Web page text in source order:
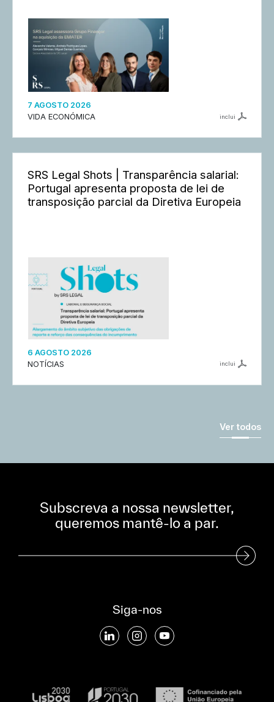
7 AGOSTO 2026
VIDA ECONÓMICA
inclui
SRS Legal Shots | Transparência salarial:
Portugal apresenta proposta de lei de
transposição parcial da Diretiva Europeia
6 AGOSTO 2026
NOTÍCIAS
inclui
Ver todos
Subscreva a nossa newsletter,
queremos mantê-lo a par.
Subscreva a nossa Newsletter
Siga-nos